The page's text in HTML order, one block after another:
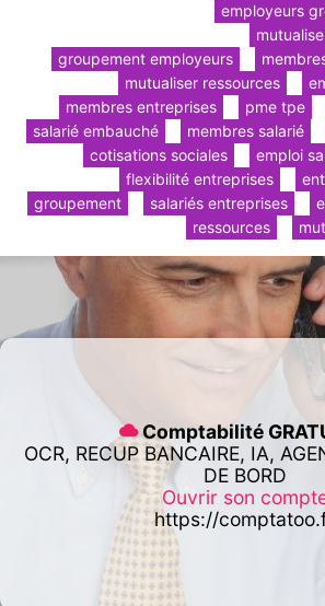
employeurs
groupement employeurs
mutualiser ressources
pme tpe
membres entreprises
membres salarié
salarié embauché
emploi
cotisations sociales
flexibilité entreprises
salariés entreprises
groupement
ressources
Comptabilité
OCR, RECUP BANCAIRE, IA,
DE BORD
Ouvrir son
https://